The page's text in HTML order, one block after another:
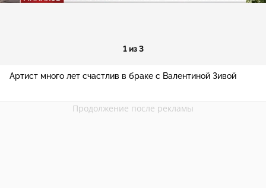
1 из 3
Артист много лет счастлив в браке с Валентиной Зивой